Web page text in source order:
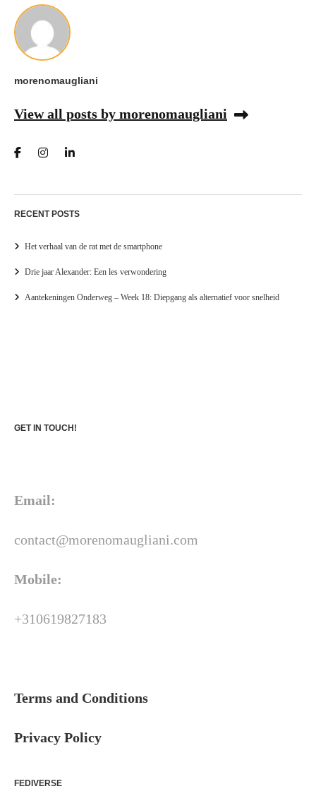
morenomaugliani
View all posts by morenomaugliani
RECENT POSTS
Het verhaal van de rat met de smartphone
Drie jaar Alexander: Een les verwondering
Aantekeningen Onderweg – Week 18: Diepgang als alternatief voor snelheid
GET IN TOUCH!
Email:
contact@morenomaugliani.com
Mobile:
+310619827183
Terms and Conditions
Privacy Policy
FEDIVERSE